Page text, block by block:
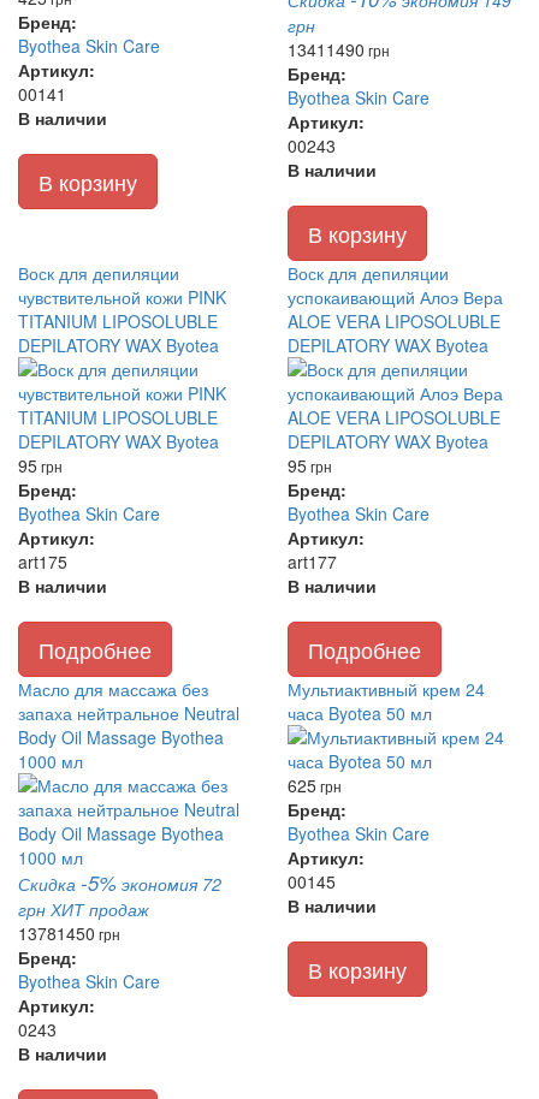
Бренд:
Byothea Skin Care
Артикул:
00141
В наличии
В корзину
грн
1341 1490 грн
Бренд:
Byothea Skin Care
Артикул:
00243
В наличии
В корзину
Воск для депиляции
чувствительной кожи PINK
TITANIUM LIPOSOLUBLE
DEPILATORY WAX Byotea
95грн
Бренд:
Byothea Skin Care
Артикул:
art175
В наличии
Подробнее
Воск для депиляции
успокаивающий Алоэ Вера
ALOE VERA LIPOSOLUBLE
DEPILATORY WAX Byotea
95грн
Бренд:
Byothea Skin Care
Артикул:
art177
В наличии
Подробнее
Масло для массажа без
запаха нейтральное Neutral
Body Oil Massage Byothea
1000 мл
Скидка -5% экономия 72
грн ХИТ продаж
13781450 грн
Бренд:
Byothea Skin Care
Артикул:
0243
В наличии
Мультиактивный крем 24
часа Byotea 50 мл
625грн
Бренд:
Byothea Skin Care
Артикул:
00145
В наличии
В корзину